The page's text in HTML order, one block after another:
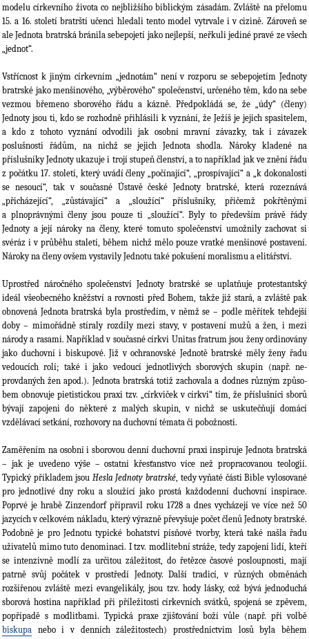
modelu církevního života co nejbližší­ho bib­lickým zásadám. Zvláště na přelomu
15. a 16. století bratrští učenci hledali tento mo­del vy­trvale i v cizině. Zároveň se
ale Jednota bratrská bránila sebepojetí jako nejlepší, neřku­li jedi­né pravé ze všech
„jednot“.
Vstřícnost k jiným církevním „jednotám“ není v rozporu se sebepojetím Jednoty
bratrské jako menšinového, „výběrového“ společenství, určeného těm, kdo na sebe
vezmou břemeno sborového řádu a kázně. Předpokládá se, že „údy“ (členy)
Jednoty jsou ti, kdo se rozhodně přihlásili k vyznání, že Ježíš je jejich spasitelem,
a kdo z tohoto vyznání odvodili jak osobní mravní závazky, tak i závazek
poslušnosti řádům, na nichž se jejich Jednota shodla. Nároky kladené na
příslušníky Jednoty ukazuje i trojí stupeň členství, a to například jak ve znění řádu
z počátku 17. století, který uvádí členy „počínající“, „prospívající“ a „k dokonalosti
se nesoucí“, tak v současné Ústavě české Jednoty bratrské, která rozeznává
„přicházející“, „zůstávající“ a „sloužící“ příslušníky, přičemž pokřtěnými
a plnoprávnými členy jsou pouze ti „slou­žící“. Byly to především právě řády
Jednoty a její nároky na členy, které tomuto společenství umožnily zachovat si
svéráz i v průběhu staletí, během nichž mělo pouze vratké menšinové postavení.
Nároky na členy ovšem vystavily Jednotu také pokušení moralismu a elitářství.
Uprostřed náročného společenství Jednoty bratrské se uplatňuje protestantský
ideál všeobecného kněž­ství a rovnosti před Bohem, takže již stará, a zvláště pak
obnovená Jednota bratrská byla prostředím, v němž se – podle měřítek tehdejší
doby – mimořádně stíraly roz­díly mezi stavy, v postavení mužů a žen, i mezi
národy a rasami. Například v současné církvi Unitas fratrum jsou ženy ordinovány
jako duchovní i biskupové. Již v ochranovské Jednotě bratrské měly ženy řadu
vedoucích rolí; také i jako vedoucí jednotlivých sborových skupin (např. ne­
provdaných žen apod.). Jednota bratrská totiž zachovala a dodnes různým způso­
bem obno­vuje pietistickou praxi tzv. „církviček v církvi“ tím, že příslušníci sborů
bývají zapo­jeni do ně­které z malých skupin, v nichž se uskutečňují domácí
vzdělávací setkání, rozhovory na duchovní témata či pobož­nosti.
Zaměřením na osobní i sborovou denní duchovní praxi inspiruje Jednota bratrská
– jak je uvedeno výše – ostatní křesťanstvo více než propracovanou teologií.
Typický příkladem jsou Hesla Jednoty bratrské, tedy vyňaté části Bible vylosované
pro jednotlivé dny roku a sloužící jako prostá každodenní duchovní inspirace.
Poprvé je hrabě Zinzendorf připravil roku 1728 a dnes vy­cházejí ve více než 50
jazycích v celkovém nákladu, který výrazně převyšuje počet členů Jed­noty bratrské.
Podobně je pro Jednotu typické bohatství písňové tvorby, která také našla řadu
uživatelů mimo tuto denominaci. I tzv. modlitební stráže, tedy zapojení lidí, kteří
se in­tenzivně modlí za určitou záležitost, do řetězce časové posloupnosti, mají
patrně svůj počá­tek v prostředí Jednoty. Další tradicí, v různých obměnách
rozšířenou zvláště mezi evangeli­kály, jsou tzv. hody lásky, což bývá jednoduchá
sborová hostina například při příležitosti církev­ních svátků, spojená se zpěvem,
popřípadě s modlitbami. Typická praxe zjišťování boží vůle (např. při volbě
biskupa nebo i v denních záležitostech) prostřednictvím losů byla během